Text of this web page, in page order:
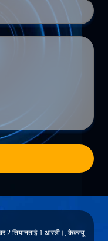
2 तियानताई 1 आरडी।, केक्स्यू